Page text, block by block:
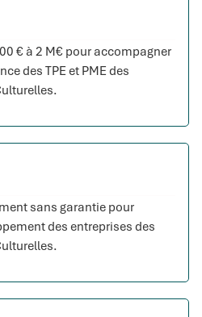
€ à 2 M€ pour accompagner
des TPE et PME des
sans garantie pour
des entreprises des